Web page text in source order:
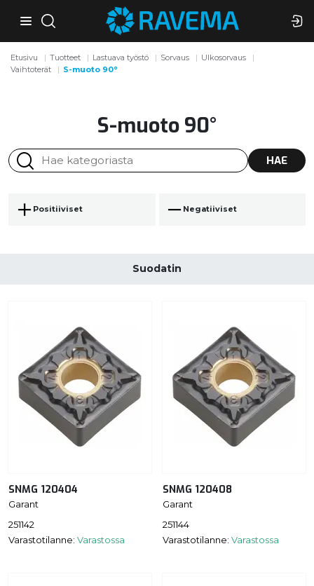
Etusivu Tuotteet Lastuava työstö Sorvaus
Ulkosorvaus
Vaihtoterät
S-muoto 90°
S-muoto 90°
HAE
Positiiviset Negatiiviset
Suodatin
SNMG 120404
Garant
251142
Varastotilanne: Varastossa
SNMG 120408
Garant
251144
Varastotilanne: Varastossa